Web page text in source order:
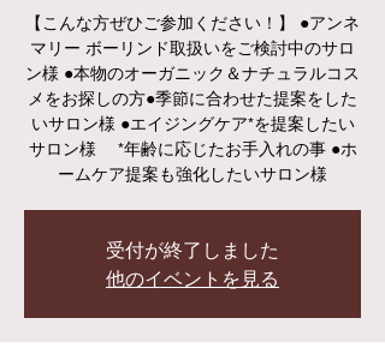
【こんな方ぜひご参加ください！】 ●アンネ
マリー ボーリンド取扱いをご検討中のサロ
ン様 ●本物のオーガニック＆ナチュラルコス
メをお探しの方●季節に合わせた提案をした
いサロン様 ●エイジングケア*を提案したい
サロン様 *年齢に応じたお手入れの事 ●ホ
ームケア提案も強化したいサロン様
受付が終了しました
他のイベントを見る